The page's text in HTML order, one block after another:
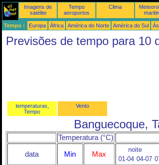
Imagens de
satélite
Tempo
aeroportos
Clima
Tempo : Europa África América do Norte América do Sul
Previsões de tempo para 10
temperaturas,
Tempo
Vento
Banguecoque,
Temperatura (°C)
data Min Max
noite
01-04 04-07